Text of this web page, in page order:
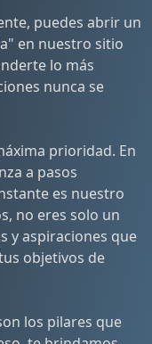
puedes abrir un
en nuestro sitio
lo más
nunca se
prioridad. En
a pasos
es nuestro
no eres solo un
y aspiraciones que
objetivos de
los pilares que